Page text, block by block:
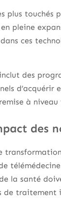
plus
pleine
ces
des
à
des
la santé
de traitement